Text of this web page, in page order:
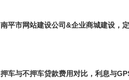
南平市网站建设公司&企业商城建设，
押车与不押车贷款费用对比，利息与